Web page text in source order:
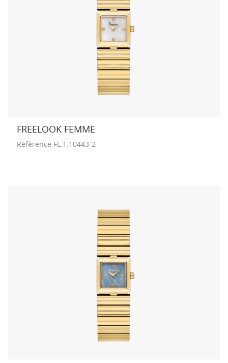
FREELOOK FEMME
Référence FL.1.10443-2